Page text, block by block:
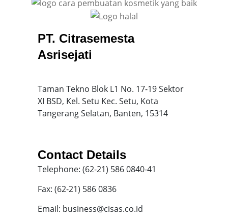
PT. Citrasemesta
Asrisejati
Taman Tekno Blok L1 No. 17-19 Sektor
XI BSD, Kel. Setu Kec. Setu, Kota
Tangerang Selatan, Banten, 15314
Contact Details
Telephone: (62-21) 586 0840-41
Fax: (62-21) 586 0836
Email: business@cisas.co.id